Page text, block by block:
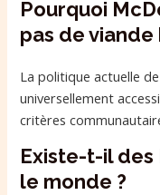
Pourquoi
pas de viande
La politique actuelle
universellement
critères
Existe-t-il des
le monde ?